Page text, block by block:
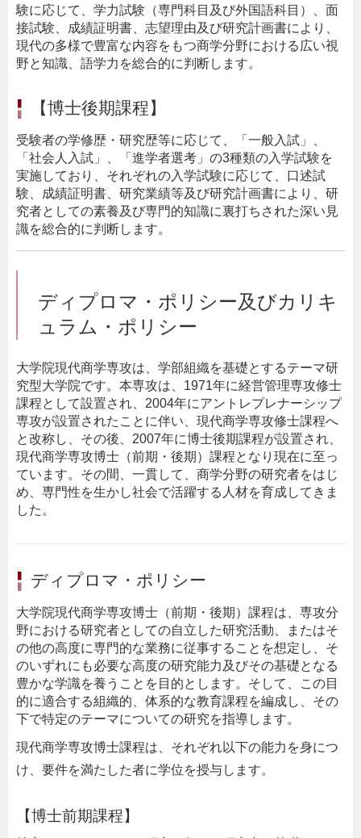
験に応じて、学力試験（専門科目及び外国語科目）、面
接試験、成績証明書、志望理由及び研究計画書により、
現代の多様で豊富な内容をもつ商学分野における広い視
野と知識、語学力を総合的に判断します。
【博士後期課程】
受験者の学修歴・研究歴等に応じて、「一般入試」、
「社会人入試」、「進学者選考」の3種類の入学試験を
実施しており、それぞれの入学試験に応じて、口述試
験、成績証明書、研究業績等及び研究計画書により、研
究者としての素養及び専門的知識に裏打ちされた深い見
識を総合的に判断します。
ディプロマ・ポリシー及びカリキ
ュラム・ポリシー
大学院現代商学専攻は、学部組織を基礎とするテーマ研
究型大学院です。本専攻は、1971年に経営管理専攻修士
課程として設置され、2004年にアントレプレナーシップ
専攻が設置されたことに伴い、現代商学専攻修士課程へ
と改称し、その後、2007年に博士後期課程が設置され、
現代商学専攻博士（前期・後期）課程となり現在に至っ
ています。その間、一貫して、商学分野の研究者をはじ
め、専門性を生かし社会で活躍する人材を育成してきま
した。
ディプロマ・ポリシー
大学院現代商学専攻博士（前期・後期）課程は、専攻分
野における研究者としての自立した研究活動、またはそ
の他の高度に専門的な業務に従事することを想定し、そ
のいずれにも必要な高度の研究能力及びその基礎となる
豊かな学識を養うことを目的とします。そして、この目
的に適合する組織的、体系的な教育課程を編成し、その
下で特定のテーマについての研究を指導します。
現代商学専攻博士課程は、それぞれ以下の能力を身につ
け、要件を満たした者に学位を授与します。
【博士前期課程】